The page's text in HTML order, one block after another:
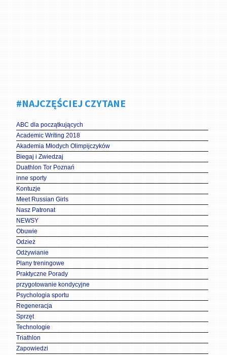
#NAJCZĘŚCIEJ CZYTANE
ABC dla początkujących
Academic Writing 2018
Akademia Młodych Olimpijczyków
Biegaj i Zwiedzaj
Duathlon Tor Poznań
inne sporty
Kontuzje
Meet Russian Girls
Nasz Patronat
NEWSY
Obuwie
Odzież
Odżywianie
Plany treningowe
Praktyczne Porady
przygotowanie kondycyjne
Psychologia sportu
Regeneracja
Sprzęt
Technologie
Triathlon
Zapowiedzi